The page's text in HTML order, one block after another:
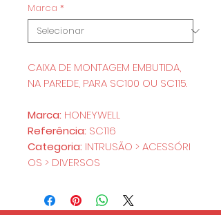
Marca *
CAIXA DE MONTAGEM EMBUTIDA,
NA PAREDE, PARA SC100 OU SC115.
Marca: HONEYWELL
Referência: SC116
Categoria: INTRUSÃO > ACESSÓRI
OS > DIVERSOS